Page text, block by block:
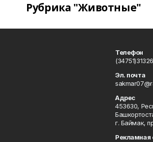
Рубрика "Животные"
Телефон
(34751)31326
Эл. почта
Адрес
453630,
г. Баймак,
Рекламная